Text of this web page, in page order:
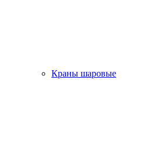
Краны шаровые